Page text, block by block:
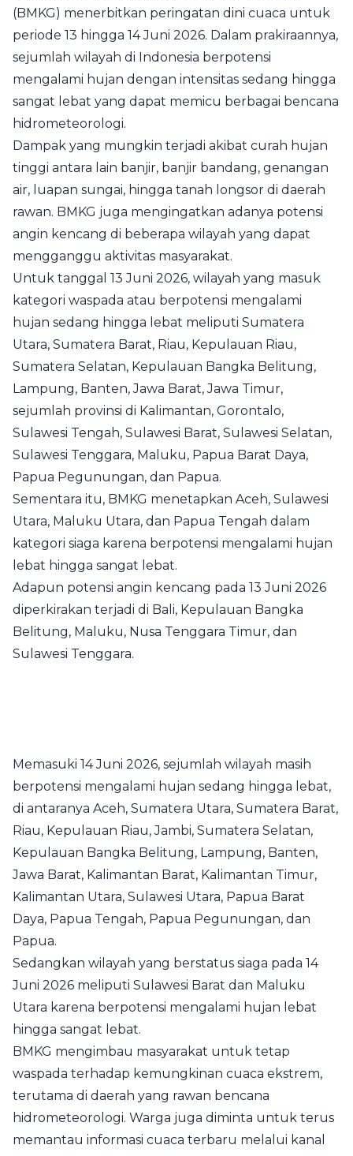
(BMKG) menerbitkan peringatan dini cuaca untuk
periode 13 hingga 14 Juni 2026. Dalam prakiraannya,
sejumlah wilayah di Indonesia berpotensi
mengalami hujan dengan intensitas sedang hingga
sangat lebat yang dapat memicu berbagai bencana
hidrometeorologi.
Dampak yang mungkin terjadi akibat curah hujan
tinggi antara lain banjir, banjir bandang, genangan
air, luapan sungai, hingga tanah longsor di daerah
rawan. BMKG juga mengingatkan adanya potensi
angin kencang di beberapa wilayah yang dapat
mengganggu aktivitas masyarakat.
Untuk tanggal 13 Juni 2026, wilayah yang masuk
kategori waspada atau berpotensi mengalami
hujan sedang hingga lebat meliputi Sumatera
Utara, Sumatera Barat, Riau, Kepulauan Riau,
Sumatera Selatan, Kepulauan Bangka Belitung,
Lampung, Banten, Jawa Barat, Jawa Timur,
sejumlah provinsi di Kalimantan, Gorontalo,
Sulawesi Tengah, Sulawesi Barat, Sulawesi Selatan,
Sulawesi Tenggara, Maluku, Papua Barat Daya,
Papua Pegunungan, dan Papua.
Sementara itu, BMKG menetapkan Aceh, Sulawesi
Utara, Maluku Utara, dan Papua Tengah dalam
kategori siaga karena berpotensi mengalami hujan
lebat hingga sangat lebat.
Adapun potensi angin kencang pada 13 Juni 2026
diperkirakan terjadi di Bali, Kepulauan Bangka
Belitung, Maluku, Nusa Tenggara Timur, dan
Sulawesi Tenggara.
Memasuki 14 Juni 2026, sejumlah wilayah masih
berpotensi mengalami hujan sedang hingga lebat,
di antaranya Aceh, Sumatera Utara, Sumatera Barat,
Riau, Kepulauan Riau, Jambi, Sumatera Selatan,
Kepulauan Bangka Belitung, Lampung, Banten,
Jawa Barat, Kalimantan Barat, Kalimantan Timur,
Kalimantan Utara, Sulawesi Utara, Papua Barat
Daya, Papua Tengah, Papua Pegunungan, dan
Papua.
Sedangkan wilayah yang berstatus siaga pada 14
Juni 2026 meliputi Sulawesi Barat dan Maluku
Utara karena berpotensi mengalami hujan lebat
hingga sangat lebat.
BMKG mengimbau masyarakat untuk tetap
waspada terhadap kemungkinan cuaca ekstrem,
terutama di daerah yang rawan bencana
hidrometeorologi. Warga juga diminta untuk terus
memantau informasi cuaca terbaru melalui kanal